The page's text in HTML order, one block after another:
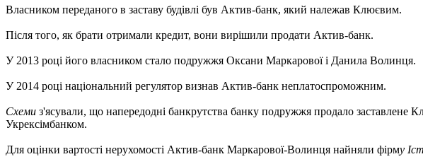
Власником переданого в заставу будівлі був Актив-банк, який належав Клюєвим.
Після того, як брати отримали кредит, вони вирішили продати Актив-банк.
У 2013 році його власником стало подружжя Оксани Маркарової і Данила Волинця.
У 2014 році національний регулятор визнав Актив-банк неплатоспроможним.
Схеми з'ясували, що напередодні банкрутства банку подружжя продало заставлене
Укрексімбанком.
Для оцінки вартості нерухомості Актив-банк Маркарової-Волинця найняли фірму